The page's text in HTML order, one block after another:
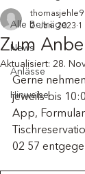
Alle Beiträge
News
Anlässe
Hinweise
Zum
thomasjehle9
2. Jan. 2023
Aktualisiert: 28.
Gerne
jeweils bis
App,
02 57